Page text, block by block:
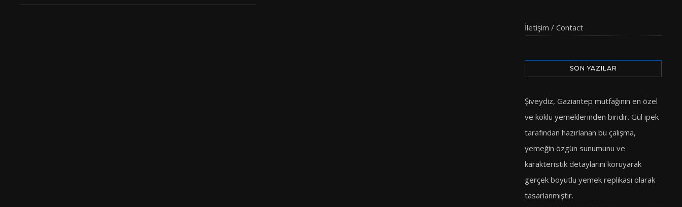
İletişim / Contact
SON YAZILAR
Şiveydiz, Gaziantep mutfağının en özel
ve köklü yemeklerinden biridir. Gül ipek
tarafından hazırlanan bu çalışma,
yemeğin özgün sunumunu ve
karakteristik detaylarını koruyarak
gerçek boyutlu yemek replikası olarak
tasarlanmıştır.